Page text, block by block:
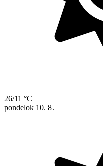
26/11 °C
pondelok 10. 8.